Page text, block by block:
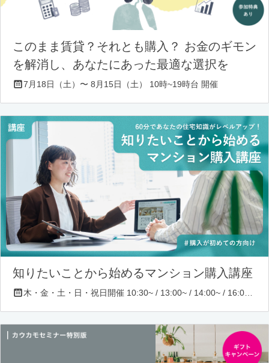
このまま賃貸？それとも購入？ お金のギモン
を解消し、あなたにあった最適な選択を
7月18日（土）〜 8月15日（土） 10時~19時台 開催
知りたいことから始めるマンション購入講座